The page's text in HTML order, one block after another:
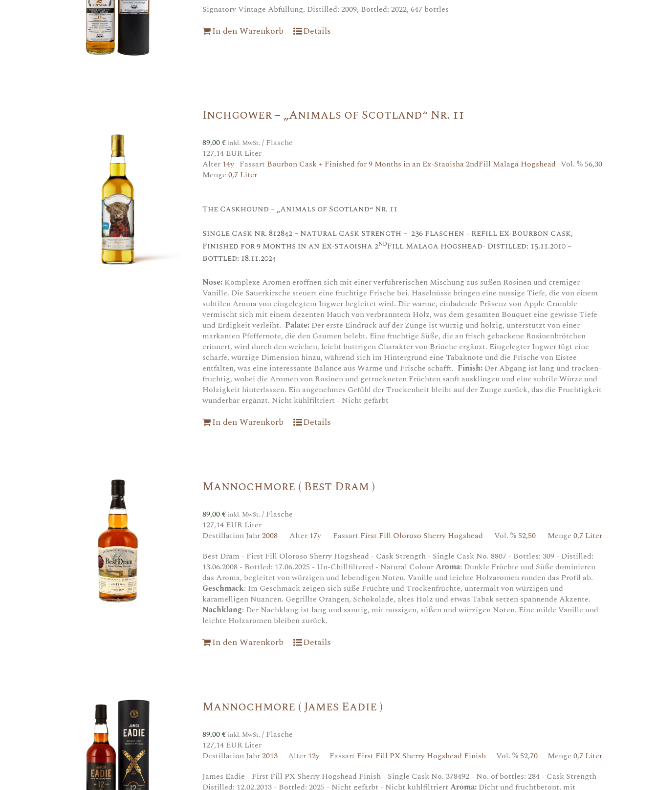
Signatory Vintage Abfüllung, Distilled: 2009, Bottled: 2022, 647 bottles
In den Warenkorb Details
Inchgower – „Animals of Scotland“ Nr. 11
89,00€ inkl. MwSt. / Flasche
127,14 EUR Liter
Alter 14y Fassart Bourbon Cask + Finished for 9 Months in an Ex-Staoisha 2ndFill Malaga Hogshead Vol. % 56,30
Menge0,7 Liter
The Caskhound – „Animals of Scotland“ Nr. 11
Single Cask Nr. 812842 – Natural Cask Strength – 236 Flaschen - Refill Ex-Bourbon Cask,
Finished for 9 Months in an Ex-Staoisha 2ndFill Malaga Hogshead- Distilled: 15.11.2010 –
Bottled: 18.11.2024
Nose: Komplexe Aromen eröffnen sich mit einer verführerischen Mischung aus süßen Rosinen und cremiger
Vanille. Die Sauerkirsche steuert eine fruchtige Frische bei. Haselnüsse bringen eine nussige Tiefe, die von einem
subtilen Aroma von eingelegtem Ingwer begleitet wird. Die warme, einladende Präsenz von Apple Crumble
vermischt sich mit einem dezenten Hauch von verbranntem Holz, was dem gesamten Bouquet eine gewisse Tiefe
und Erdigkeit verleiht. Palate: Der erste Eindruck auf der Zunge ist würzig und holzig, unterstützt von einer
markanten Pfeffernote, die den Gaumen belebt. Eine fruchtige Süße, die an frisch gebackene Rosinenbrötchen
erinnert, wird durch den weichen, leicht buttrigen Charakter von Brioche ergänzt. Eingelegter Ingwer fügt eine
scharfe, würzige Dimension hinzu, während sich im Hintergrund eine Tabaknote und die Frische von Eistee
entfalten, was eine interessante Balance aus Wärme und Frische schafft. Finish: Der Abgang ist lang und trocken-
fruchtig, wobei die Aromen von Rosinen und getrockneten Früchten sanft ausklingen und eine subtile Würze und
Holzigkeit hinterlassen. Ein angenehmes Gefühl der Trockenheit bleibt auf der Zunge zurück, das die Fruchtigkeit
wunderbar ergänzt. Nicht kühlfiltriert - Nicht gefärbt
In den Warenkorb Details
Mannochmore ( Best Dram )
89,00€ inkl. MwSt. / Flasche
127,14 EUR Liter
Destillation Jahr2008 Alter 17y Fassart First Fill Oloroso Sherry Hogshead Vol. % 52,50 Menge 0,7 Liter
Best Dram - First Fill Oloroso Sherry Hogshead - Cask Strength - Single Cask No. 8807 - Bottles: 309 - Distilled:
13.06.2008 - Bottled: 17.06.2025 - Un-Chillfiltered - Natural ColourAroma: Dunkle Früchte und Süße dominieren
das Aroma, begleitet von würzigen und lebendigen Noten. Vanille und leichte Holzaromen runden das Profil ab.
Geschmack: Im Geschmack zeigen sich süße Früchte und Trockenfrüchte, untermalt von würzigen und
karamelligen Nuancen. Gegrillte Orangen, Schokolade, altes Holz und etwas Tabak setzen spannende Akzente.
Nachklang: Der Nachklang ist lang und samtig, mit nussigen, süßen und würzigen Noten. Eine milde Vanille und
leichte Holzaromen bleiben zurück.
In den Warenkorb Details
Mannochmore ( James Eadie )
89,00€ inkl. MwSt. / Flasche
127,14 EUR Liter
Destillation Jahr2013 Alter 12y Fassart First Fill PX Sherry Hogshead Finish Vol. % 52,70 Menge 0,7 Liter
James Eadie - First Fill PX Sherry Hogshead Finish - Single Cask No. 378492 - No. of bottles: 284 - Cask Strength -
Distilled: 12.02.2013 - Bottled: 2025 - Nicht gefärbt - Nicht kühlfiltriertAroma: Dicht und fruchtbetont, mit